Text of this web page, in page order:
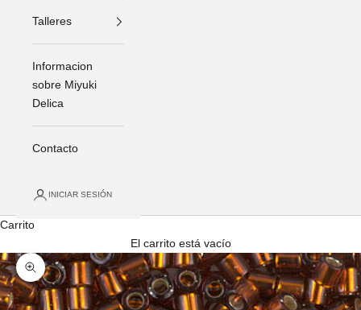
Talleres
Informacion
sobre Miyuki
Delica
Contacto
INICIAR SESIÓN
Carrito
El carrito está vacío
Zoom